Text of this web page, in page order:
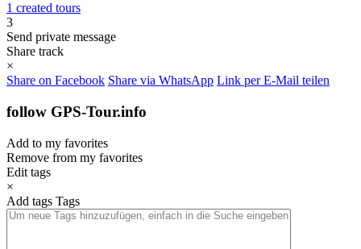
1 created tours
3
Send private message
Share track
×
Share on Facebook Share via WhatsApp Link per E-Mail teilen
follow GPS-Tour.info
Add to my favorites
Remove from my favorites
Edit tags
×
Add tags Tags